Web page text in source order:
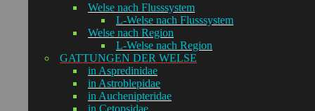
Welse nach Flusssystem
L-Welse nach Flusssystem
Welse nach Region
L-Welse nach Region
GATTUNGEN DER WELSE
in Aspredinidae
in Astroblepidae
in Auchenipteridae
in Cetopsidae